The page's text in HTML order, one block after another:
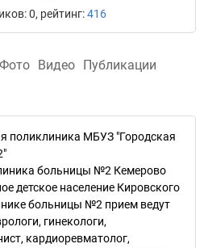
0, рейтинг:416
Фото Видео Публикации
поликлиника МБУЗ "Городская
больницы №2 Кемерово
детское население Кировского
больницы №2 прием ведут
гинекологи,
кардиоревматолог,